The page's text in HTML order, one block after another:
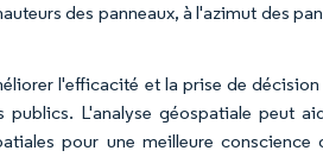
des panneaux, à l'azimut des
l'efficacité et la prise de
L'analyse géospatiale peut
pour une meilleure conscience